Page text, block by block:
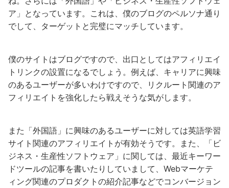
ア」となっています。これは、僕のブログのペルソナ通り
でして、ターゲットと完璧にマッチしています。
僕のサイトはブログですので、出口としてはアフィリエイ
トリンクの設置になるでしょう。例えば、キャリアに興味
のあるユーザーが多いわけですので、リクルート関連のア
フィリエイトを強化したら戦えそうな気がします。
また「外国語」に興味のあるユーザーに対しては英語学習
サイト関連のアフィリエイトが有効そうです。また、「ビ
ジネス・生産性ソフトウェア」に関しては、最近キーワー
ドツールの記事を書いたりしていまして、Webマーケテ
ィング関連のプロダクトの紹介記事などでコンバージョン